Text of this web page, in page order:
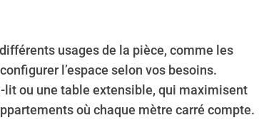
usages de la pièce, comme les
l’espace selon vos besoins.
lit ou une table extensible, qui maximisent
où chaque mètre carré compte.